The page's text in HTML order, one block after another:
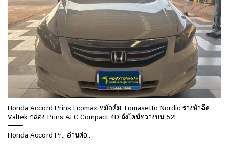
Honda Accord Prins Ecomax หม้อต้ม Tomasetto Nordic รางหัวฉีด
Valtek กล่อง Prins AFC Compact 4D ถังโดนัทวางบน 52L
Honda Accord Pr.. อ่านต่อ..